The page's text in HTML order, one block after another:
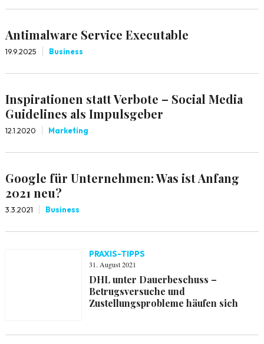
Antimalware Service Executable
19.9.2025 Business
Inspirationen statt Verbote – Social Media
Guidelines als Impulsgeber
12.1.2020 Marketing
Google für Unternehmen: Was ist Anfang
2021 neu?
3.3.2021 Business
PRAXIS-TIPPS
31. August 2021
DHL unter Dauerbeschuss –
Betrugsversuche und
Zustellungsprobleme häufen sich